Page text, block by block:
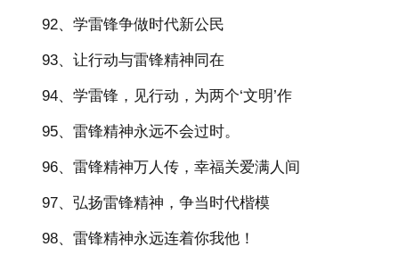
92、学雷锋争做时代新公民
93、让行动与雷锋精神同在
94、学雷锋，见行动，为两个‘文明’作
95、雷锋精神永远不会过时。
96、雷锋精神万人传，幸福关爱满人间
97、弘扬雷锋精神，争当时代楷模
98、雷锋精神永远连着你我他！